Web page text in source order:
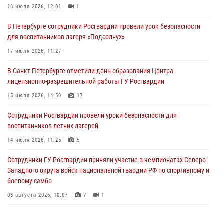
06 августа 2026, 11:36
Сотрудники и военнослужащие Росгвардии обеспечили
правопорядок при проведении матча "Зенит" - "Балтика"
06 августа 2026, 07:30
В Выборгском районе наряд Росгвардии обнаружил
разыскиваемый преступный автотранспорт
05 августа 2026, 12:25 2
Петербургские росгвардейцы обнаружили объявленный в розыск
автомобиль, ранее использовавшийся при совершении кражи в
Ленобласти
16 июля 2026, 12:01 1
В Петербурге сотрудники Росгвардии провели урок безопасности
для воспитанников лагеря «Подсолнух»
17 июля 2026, 11:27
В Санкт-Петербурге отметили день образования Центра
лицензионно-разрешительной работы ГУ Росгвардии
15 июля 2026, 14:59 17
Сотрудники Росгвардии провели уроки безопасности для
воспитанников летних лагерей
14 июля 2026, 11:25 5
Сотрудники ГУ Росгвардии приняли участие в чемпионатах Северо-
Западного округа войск национальной гвардии РФ по спортивному и
боевому самбо
03 августа 2026, 10:07 7 1